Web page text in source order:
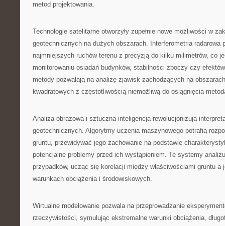
metod projektowania.
Technologie satelitarne otworzyły zupełnie nowe możliwości w
geotechnicznych na dużych obszarach. Interferometria radarowa
najmniejszych ruchów terenu z precyzją do kilku milimetrów, co
monitorowaniu osiadań budynków, stabilności zboczy czy
metody pozwalają na analizę zjawisk zachodzących na
kwadratowych z częstotliwością niemożliwą do osiągnięcia
Analiza obrazowa i sztuczna inteligencja rewolucjonizują
geotechnicznych. Algorytmy uczenia maszynowego potrafią
gruntu, przewidywać jego zachowanie na podstawie
potencjalne problemy przed ich wystąpieniem. Te systemy
przypadków, ucząc się korelacji między właściwościami gruntu a
warunkach obciążenia i środowiskowych.
Wirtualne modelowanie pozwala na przeprowadzanie
rzeczywistości, symulując ekstremalne warunki obciążenia,